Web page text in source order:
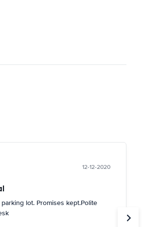
12-12-2020
lot. Promises kept.Polite